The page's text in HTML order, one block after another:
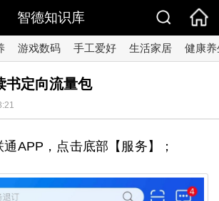
智德知识库
游戏数码 手工爱好 生活家居 健康养
书定向流量包
APP，点击底部【服务】；